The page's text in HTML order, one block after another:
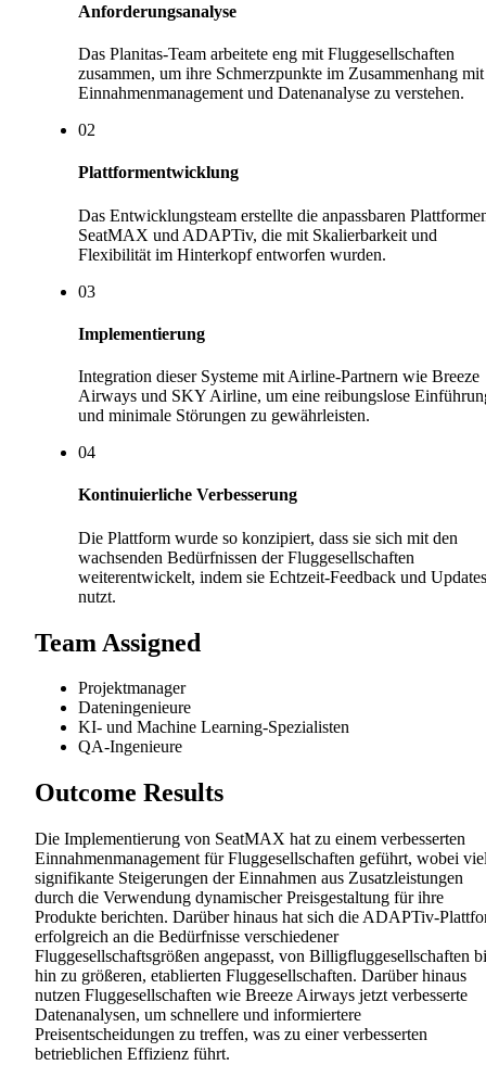
Anforderungsanalyse
Das Planitas-Team arbeitete eng mit Fluggesellschaften
zusammen, um ihre Schmerzpunkte im Zusammenhang mit
Einnahmenmanagement und Datenanalyse zu verstehen.
02
Plattformentwicklung
Das Entwicklungsteam erstellte die anpassbaren
SeatMAX und ADAPTiv, die mit Skalierbarkeit und
Flexibilität im Hinterkopf entworfen wurden.
03
Implementierung
Integration dieser Systeme mit Airline-Partnern wie Breeze
Airways und SKY Airline, um eine reibungslose
und minimale Störungen zu gewährleisten.
04
Kontinuierliche Verbesserung
Die Plattform wurde so konzipiert, dass sie sich mit den
wachsenden Bedürfnissen der Fluggesellschaften
weiterentwickelt, indem sie Echtzeit-Feedback und Updates
nutzt.
Team Assigned
Projektmanager
Dateningenieure
KI- und Machine Learning-Spezialisten
QA-Ingenieure
Outcome Results
Die Implementierung von SeatMAX hat zu einem verbesserten
Einnahmenmanagement für Fluggesellschaften geführt, wobei
signifikante Steigerungen der Einnahmen aus Zusatzleistungen
durch die Verwendung dynamischer Preisgestaltung für ihre
Produkte berichten. Darüber hinaus hat sich die ADAPTiv-
erfolgreich an die Bedürfnisse verschiedener
Fluggesellschaftsgrößen angepasst, von Billigfluggesellschaften
hin zu größeren, etablierten Fluggesellschaften. Darüber hinaus
nutzen Fluggesellschaften wie Breeze Airways jetzt verbesserte
Datenanalysen, um schnellere und informiertere
Preisentscheidungen zu treffen, was zu einer verbesserten
betrieblichen Effizienz führt.